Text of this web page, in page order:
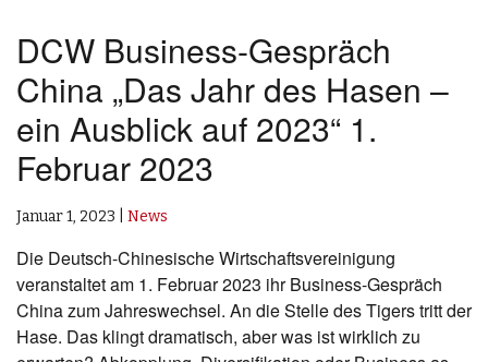
DCW Business-Gespräch
China „Das Jahr des Hasen –
ein Ausblick auf 2023“ 1.
Februar 2023
Januar 1, 2023 News
Die Deutsch-Chinesische Wirtschaftsvereinigung
veranstaltet am 1. Februar 2023 ihr Business-Gespräch
China zum Jahreswechsel. An die Stelle des Tigers tritt der
Hase. Das klingt dramatisch, aber was ist wirklich zu